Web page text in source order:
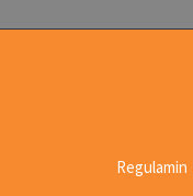
Regulamin